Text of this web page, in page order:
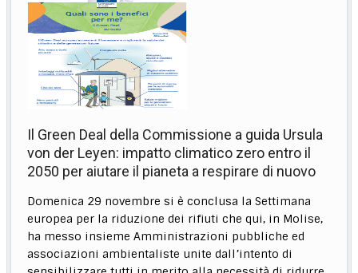
Il Green Deal della Commissione a guida Ursula
von der Leyen: impatto climatico zero entro il
2050 per aiutare il pianeta a respirare di nuovo
Domenica 29 novembre si è conclusa la Settimana
europea per la riduzione dei rifiuti che qui, in Molise,
ha messo insieme Amministrazioni pubbliche ed
associazioni ambientaliste unite dall’intento di